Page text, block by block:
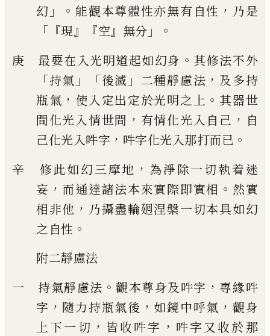
幻 」。 能觀本尊體性亦無有自性 ， 乃是
「『現』『空』 無分 」。
庚 最要在入光明道起如幻身 。其修法不外
「持氣 」「後滅 」 二種靜慮法 ， 及多持
瓶氣 ， 使入定出定於光明之上 。其器世
間化光入情世間 ， 有情化光入自己 ， 自
己化光入吽字 ， 吽字化光入那打而已 。
辛 修此如幻三摩地 ， 為淨除一切執着迷
妄 ， 而通達諸法本來實際即實相 。 然實
相非他 ， 乃攝盡輪𢌞涅槃一切本具如幻
之自性 。
附二靜慮法
一 持氣靜慮法 。觀本尊身及吽字 ， 專緣吽
字 ， 隨力持瓶氣後 ， 如鏡中呼氣 ， 觀身
上下一切 ， 皆收吽字 ， 吽字又收於那